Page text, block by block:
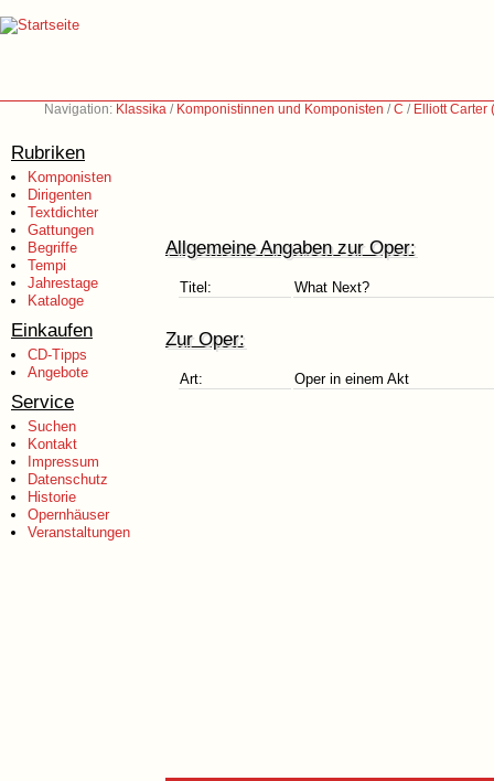
Navigation: Klassika / Komponistinnen und Komponisten /C / Elliott Carter
Rubriken
Komponisten
Dirigenten
Textdichter
Gattungen
Begriffe
Tempi
Jahrestage
Kataloge
Einkaufen
CD-Tipps
Angebote
Service
Suchen
Kontakt
Impressum
Datenschutz
Historie
Opernhäuser
Veranstaltungen
Allgemeine Angaben zur Oper:
Titel: What Next?
Zur Oper:
Art: Oper in einem Akt